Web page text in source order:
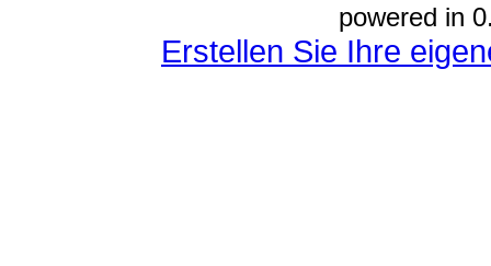
powered in
Erstellen Sie Ihre